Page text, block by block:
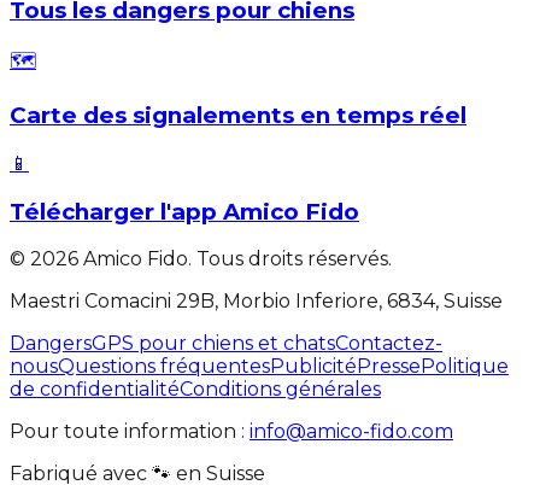
Tous les dangers pour chiens
🗺️
Carte des signalements en temps réel
📱
Télécharger l'app Amico Fido
© 2026 Amico Fido. Tous droits réservés.
Maestri Comacini 29B, Morbio Inferiore, 6834, Suisse
DangersGPS pour chiens et chatsContactez-
nousQuestions fréquentesPublicité Presse Politique
de confidentialitéConditions générales
Pour toute information : info@amico-fido.com
Fabriqué avec 🐾 en Suisse